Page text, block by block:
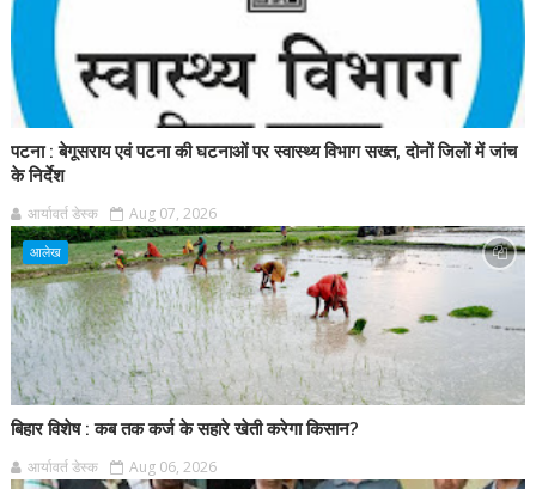
पटना : बेगूसराय एवं पटना की घटनाओं पर स्वास्थ्य विभाग सख्त, दोनों जिलों में जांच
के निर्देश
आर्यावर्त डेस्क Aug 07, 2026
आलेख
बिहार विशेष : कब तक कर्ज के सहारे खेती करेगा किसान?
आर्यावर्त डेस्क Aug 06, 2026